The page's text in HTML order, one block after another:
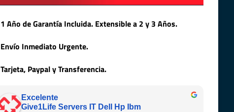
1 Año de Garantía Incluida. Extensible a 2 y 3 Años.
Envío Inmediato Urgente.
Tarjeta, Paypal y Transferencia.
Excelente
Give1Life Servers IT Dell Hp Ibm